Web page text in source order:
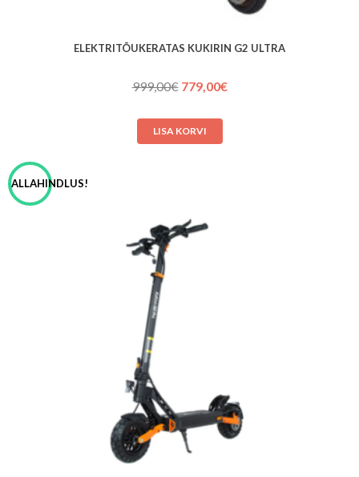
ELEKTRITÕUKERATAS KUKIRIN G2 ULTRA
999,00€ Algne
oli:
999,00€.
779,00€Praegune
LISA KORVI
ALLAHINDLUS!